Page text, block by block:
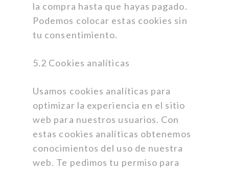
la compra hasta que hayas pagado.
Podemos colocar estas cookies sin
tu consentimiento.
5.2 Cookies analíticas
Usamos cookies analíticas para
optimizar la experiencia en el sitio
web para nuestros usuarios. Con
estas cookies analíticas obtenemos
conocimientos del uso de nuestra
web. Te pedimos tu permiso para